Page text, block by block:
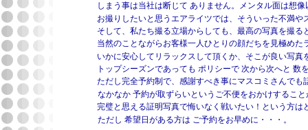
しまう事は当社は断じて ありません。メンタル面は想
お撮りしたいと思うエアライツでは、そういった不満
そして、私たち撮る立場からしても、最高の写真を撮
いかに安心してリラックスして頂くか、そこが良い写
トップシーズンであっても ポリシーで 次から次へと
ただし完全予約制で、感謝すべき事にマスコミさんで
ただし 希望日がある方は ご予約をお早めに・・・。
当然のことながらお客様一人ひとりの顔だちを見極め
なかなか 予約が取ずらいというご不便をおかけするこ
完璧と思える証明写真で悔いなく戦いたい！という方は